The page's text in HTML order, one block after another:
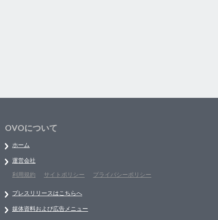
OVOについて
ホーム
運営会社
利用規約
サイトポリシー プライバシーポリシー
プレスリリースはこちらへ
媒体資料および広告メニュー